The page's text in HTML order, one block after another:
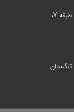
تهـران، پـاسـداران، بــرج سفیـد، طبقه 7،